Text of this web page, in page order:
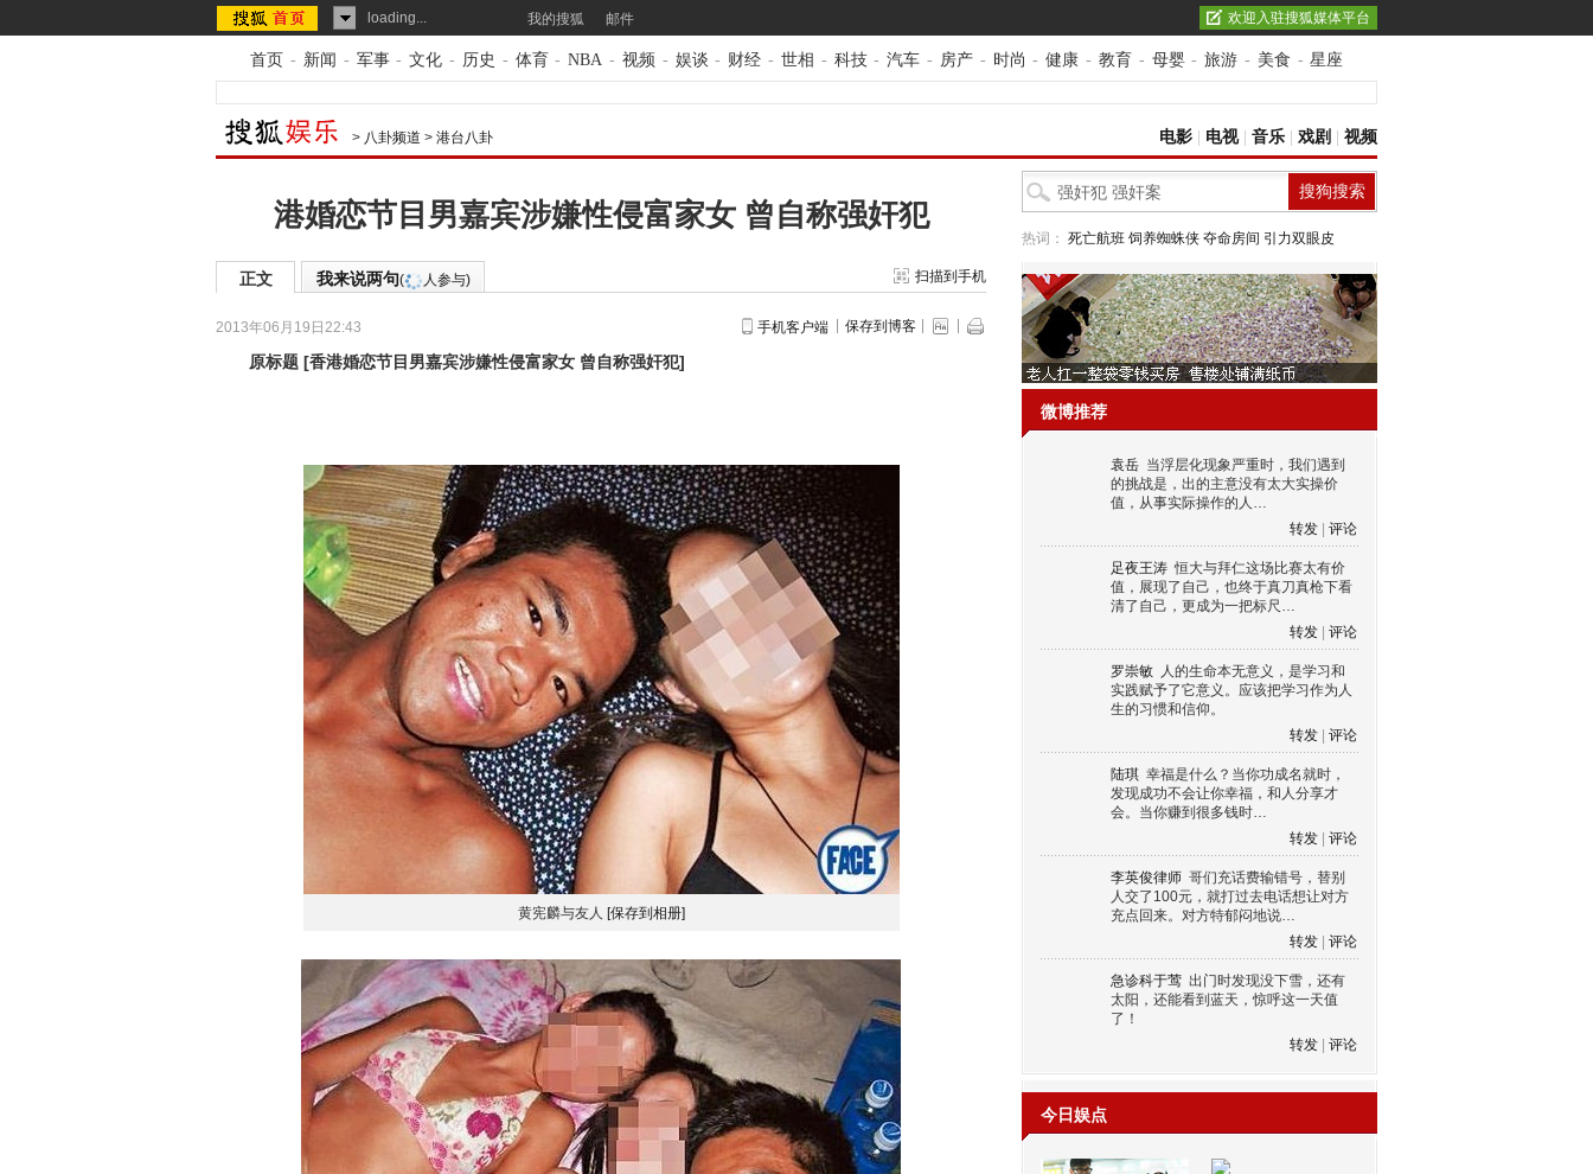
loading... 我的搜狐 邮件 欢迎入驻搜狐媒体平台
首页 - 新闻 - 军事 - 文化 - 历史 - 体育 - NBA - 视频 - 娱谈 - 财经 - 世相 - 科技 - 汽车 - 房产 - 时尚 - 健康 - 教育 - 母婴 - 旅游 - 美食 - 星座
> 八卦频道 > 港台八卦 电影 电视| 音乐 戏剧 视频
港婚恋节目男嘉宾涉嫌性侵富家女 曾自称强奸犯
正文 我来说两句( 人参与) 扫描到手机
2013年06月19日22:43 手机客户端 保存到博客
原标题 [香港婚恋节目男嘉宾涉嫌性侵富家女 曾自称强奸犯]
黄宪麟与友人 [保存到相册]
热词： 死亡航班 饲养蜘蛛侠 夺命房间 引力双眼皮
微博推荐
袁岳 当浮层化现象严重时，我们遇到
的挑战是，出的主意没有太大实操价
值，从事实际操作的人…
转发
评论
足夜王涛 恒大与拜仁这场比赛太有价
值，展现了自己，也终于真刀真枪下看
清了自己，更成为一把标尺…
转发
评论
罗崇敏 人的生命本无意义，是学习和
实践赋予了它意义。应该把学习作为人
生的习惯和信仰。
转发
评论
陆琪 幸福是什么？当你功成名就时，
发现成功不会让你幸福，和人分享才
会。当你赚到很多钱时…
转发
评论
李英俊律师 哥们充话费输错号，替别
人交了100元，就打过去电话想让对方
充点回来。对方特郁闷地说…
转发
评论
急诊科于莺 出门时发现没下雪，还有
太阳，还能看到蓝天，惊呼这一天值
了！
转发
评论
今日娱点